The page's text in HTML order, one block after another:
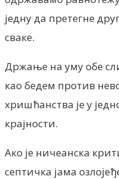
једну да претегне
сваке.
Држање на уму обе
као бедем против
хришћанства је у
крајности.
Ако је ничеанска
септичка јама